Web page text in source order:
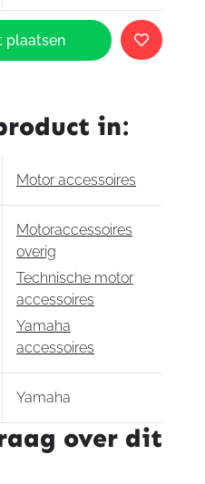
plaatsen
in:
Motor accessoires
Motoraccessoires
overig
Technische motor
accessoires
Yamaha
accessoires
Yamaha
over dit